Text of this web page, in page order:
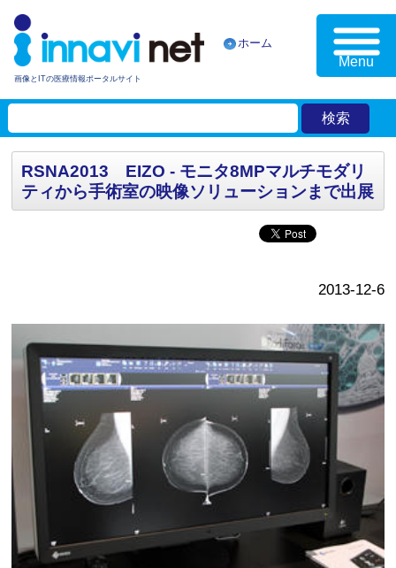
画像とITの医療情報ポータルサイト
ホーム
Menu
RSNA2013 EIZO - モニタ8MPマルチモダリ
ティから手術室の映像ソリューションまで出展
2013-12-6